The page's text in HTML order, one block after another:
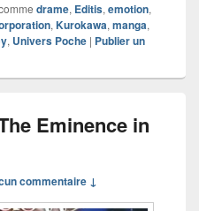
drame, Editis, emotion,
, Kurokawa, manga,
, Univers Poche | Publier un
Eminence in
commentaire ↓